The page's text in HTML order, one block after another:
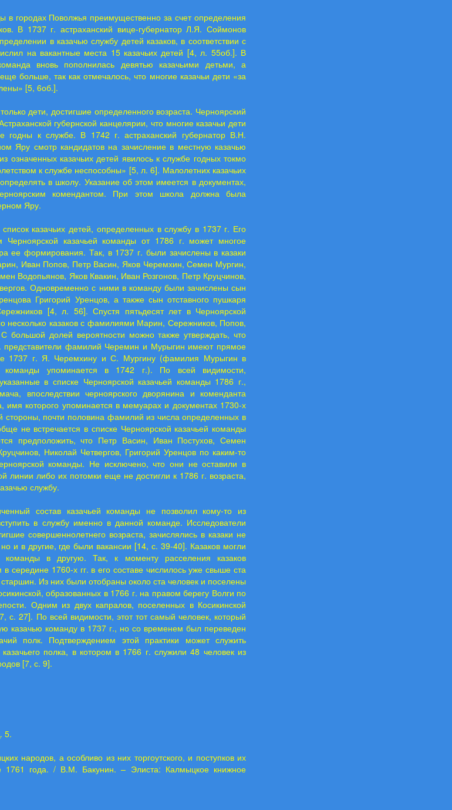
в городах Поволжья преимущественно за счет определения
В 1737 г. астраханский вице-губернатор Л.Я. Соймонов
в казачью службу детей казаков, в соответствии с
на вакантные места 15 казачьих детей [4, л. 55об.]. В
вновь пополнилась девятью казачьими детьми, а
больше, так как отмечалось, что многие казачьи дети «за
[5, 6об.].
дети, достигшие определенного возраста. Черноярский
губернской канцелярии, что многие казачьи дети
годны к службе. В 1742 г. астраханский губернатор В.Н.
Яру смотр кандидатов на зачисление в местную казачью
означенных казачьих детей явилось к службе годных токмо
к службе неспособны» [5, л. 6]. Малолетних казачьих
в школу. Указание об этом имеется в документах,
комендантом. При этом школа должна была
Яру.
казачьих детей, определенных в службу в 1737 г. Его
Черноярской казачьей команды от 1786 г. может многое
ее формирования. Так, в 1737 г. были зачислены в казаки
Иван Попов, Петр Васин, Яков Черемхин, Семен Мургин,
Водопьянов, Яков Квакин, Иван Розгонов, Петр Круцчинов,
Одновременно с ними в команду были зачислены сын
Григорий Уренцов, а также сын отставного пушкаря
[4, л. 56]. Спустя пятьдесят лет в Черноярской
несколько казаков с фамилиями Марин, Сережников, Попов,
большой долей вероятности можно также утверждать, что
представители фамилий Черемин и Мурыгин имеют прямое
1737 г. Я. Черемхину и С. Мургину (фамилия Мурыгин в
команды упоминается в 1742 г.). По всей видимости,
в списке Черноярской казачьей команды 1786 г.,
впоследствии черноярского дворянина и коменданта
имя которого упоминается в мемуарах и документах 1730-х
стороны, почти половина фамилий из числа определенных в
не встречается в списке Черноярской казачьей команды
предположить, что Петр Васин, Иван Постухов, Семен
Николай Четвергов, Григорий Уренцов по каким-то
команды. Не исключено, что они не оставили в
линии либо их потомки еще не достигли к 1786 г. возраста,
службу.
состав казачьей команды не позволил кому-то из
в службу именно в данной команде. Исследователи
совершеннолетнего возраста, зачислялись в казаки не
и в другие, где были вакансии [14, с. 39-40]. Казаков могли
команды в другую. Так, к моменту расселения казаков
середине 1760-х гг. в его составе числилось уже свыше ста
старшин. Из них были отобраны около ста человек и поселены
образованных в 1766 г. на правом берегу Волги по
Одним из двух капралов, поселенных в Косикинской
с. 27]. По всей видимости, этот тот самый человек, который
казачью команду в 1737 г., но со временем был переведен
полк. Подтверждением этой практики может служить
казачьего полка, в котором в 1766 г. служили 48 человек из
[7, с. 9].
5.
народов, а особливо из них торгоутского, и поступков их
1761 года. / В.М. Бакунин. – Элиста: Калмыцкое книжное